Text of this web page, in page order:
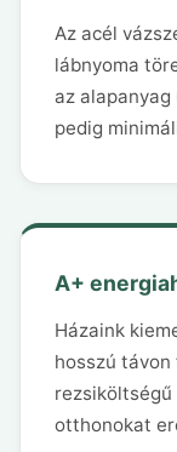
Az acél
lábnyoma
az
pedig
A+
Házaink
hosszú
otthonokat